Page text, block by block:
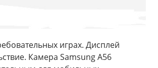
играх. Дисплей
Камера Samsung A56